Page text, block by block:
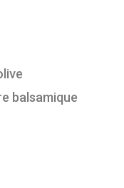
balsamique